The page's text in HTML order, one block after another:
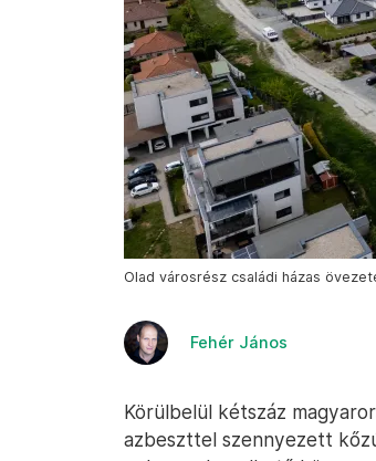
Olad városrész családi házas
Fehér János
Körülbelül kétszáz
azbeszttel szennyezett